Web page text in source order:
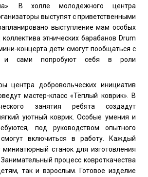
В холле молодежного центра
выступят с приветственными
выступление мам особых
этнических барабанов Drum
концерта дети смогут пообщаться с
и сами попробуют себя в роли
центра добровольческих инициатив
мастер-класс «Тёплый коврик». В
занятия ребята создадут
уютный коврик. Особые умения и
под руководством опытного
включиться в работу. Каждый
миниатюрный станок для изготовления
процесс ковроткачества
так и взрослым. Готовое изделие